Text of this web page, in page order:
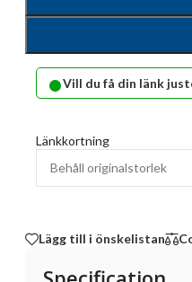
•Vill du få din länk
Länkkortning
Lägg till i önskelistan